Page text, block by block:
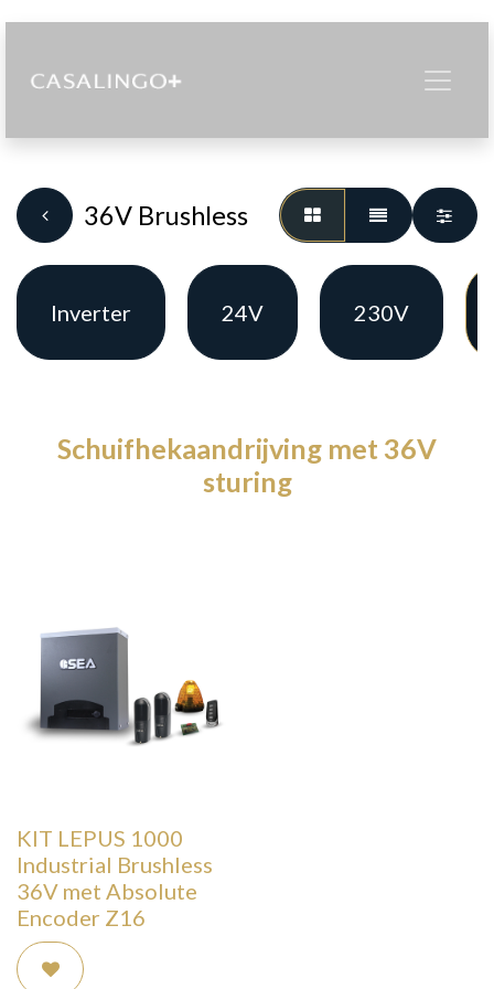
36V Brushless
Inverter 24V 230V
Schuifhekaandrijving met 36V
sturing
KIT LEPUS 1000
Industrial Brushless
36V met Absolute
Encoder Z16